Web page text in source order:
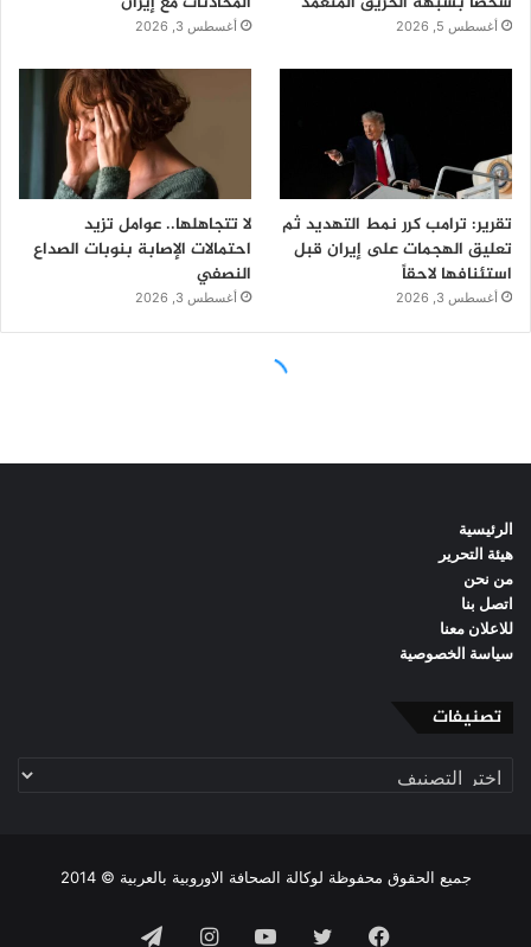
الرئيسية
هيئة التحرير
من نحن
اتصل بنا
للاعلان معنا
سياسة الخصوصية
تصنيفات
تصنيفات
جميع الحقوق محفوظة لوكالة الصحافة الاوروبية بالعربية © 2014
فيسبوك تويتر يوتيوبانستقرامتيلقرام